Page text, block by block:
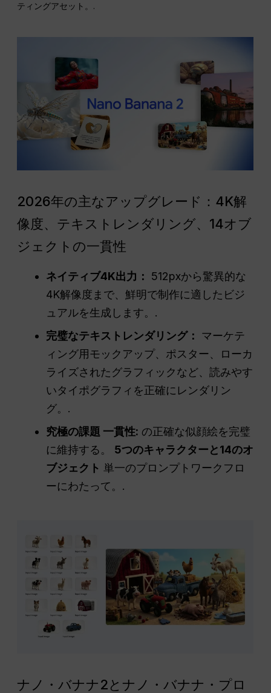
ティングアセット。.
2026年の主なアップグレード：4K解
像度、テキストレンダリング、14オブ
ジェクトの一貫性
ネイティブ4K出力：
512pxから驚異的な
4K解像度まで、鮮明で制作に適したビジ
ュアルを生成します。.
完璧なテキストレンダリング：
マーケテ
ィング用モックアップ、ポスター、ローカ
ライズされたグラフィックなど、読みやす
いタイポグラフィを正確にレンダリン
グ。.
究極の課題 一貫性: の正確な似顔絵を完璧
に維持する。 5つのキャラクターと14のオ
ブジェクト 単一のプロンプトワークフロ
ーにわたって。.
ナノ・バナナ2とナノ・バナナ・プロ